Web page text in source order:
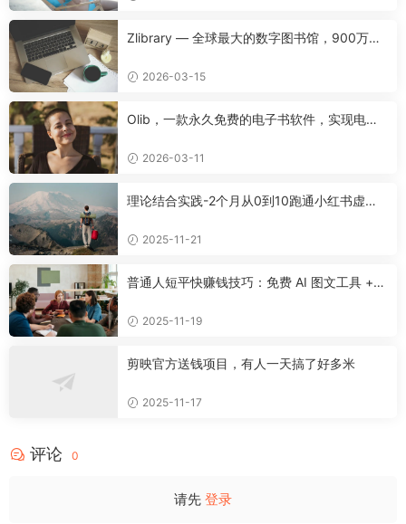
Zlibrary — 全球最大的数字图书馆，900万本
2026-03-15
Olib，一款永久免费的电子书软件，实现电子
2026-03-11
理论结合实践-2个月从0到10跑通小红书虚拟
2025-11-21
普通人短平快赚钱技巧：免费 AI 图文工具 +
2025-11-19
剪映官方送钱项目，有人一天搞了好多米
2025-11-17
评论 0
请先 登录